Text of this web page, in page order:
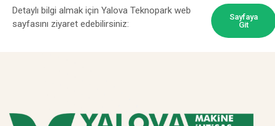
Detaylı bilgi almak için Yalova Teknopark web
sayfasını ziyaret edebilirsiniz:
Sayfaya
Git